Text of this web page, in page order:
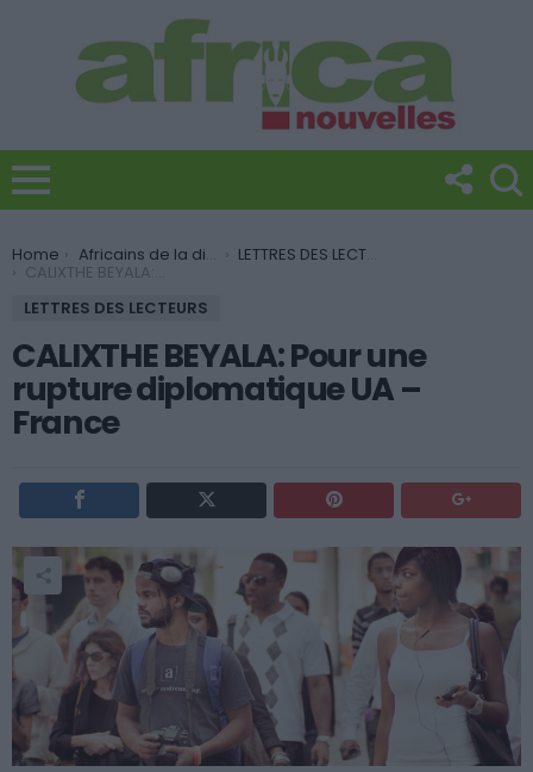
You are here:
Home Africains de la diaspora LETTRES DES LECTEURS
CALIXTHE BEYALA: Pour une rupture diplomatique UA – France
LETTRES DES LECTEURS
CALIXTHE BEYALA: Pour une
rupture diplomatique UA –
France